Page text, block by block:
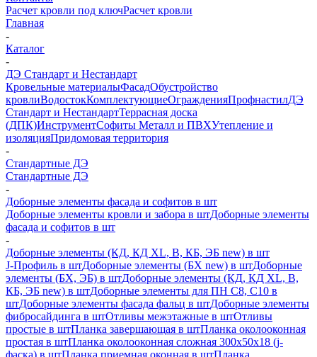
Расчет кровли под ключРасчет кровли
Главная
-
Каталог
-
ДЭ Стандарт и Нестандарт
Кровельные материалыФасадОбустройство
кровлиВодостокКомплектующиеОгражденияПрофнастилДЭ
Стандарт и НестандартТеррасная доска
(ДПК)ИнструментСофиты Металл и ПВХУтепление и
изоляцияПридомовая территория
-
Стандартные ДЭ
Стандартные ДЭ
-
Доборные элементы фасада и софитов в шт
Доборные элементы кровли и забора в штДоборные элементы
фасада и софитов в шт
-
Доборные элементы (КД, КД XL, В, КБ, ЭБ new) в шт
J-Профиль в штДоборные элементы (БХ new) в штДоборные
элементы (БХ, ЭБ) в штДоборные элементы (КД, КД XL, В,
КБ, ЭБ new) в штДоборные элементы для ПН С8, С10 в
штДоборные элементы фасада фальц в штДоборные элементы
фибросайдинга в штОтливы межэтажные в штОтливы
простые в штПланка завершающая в штПланка околооконная
простая в штПланка околооконная сложная 300х50х18 (j-
фаска) в штПланка приемная оконная в штПланка